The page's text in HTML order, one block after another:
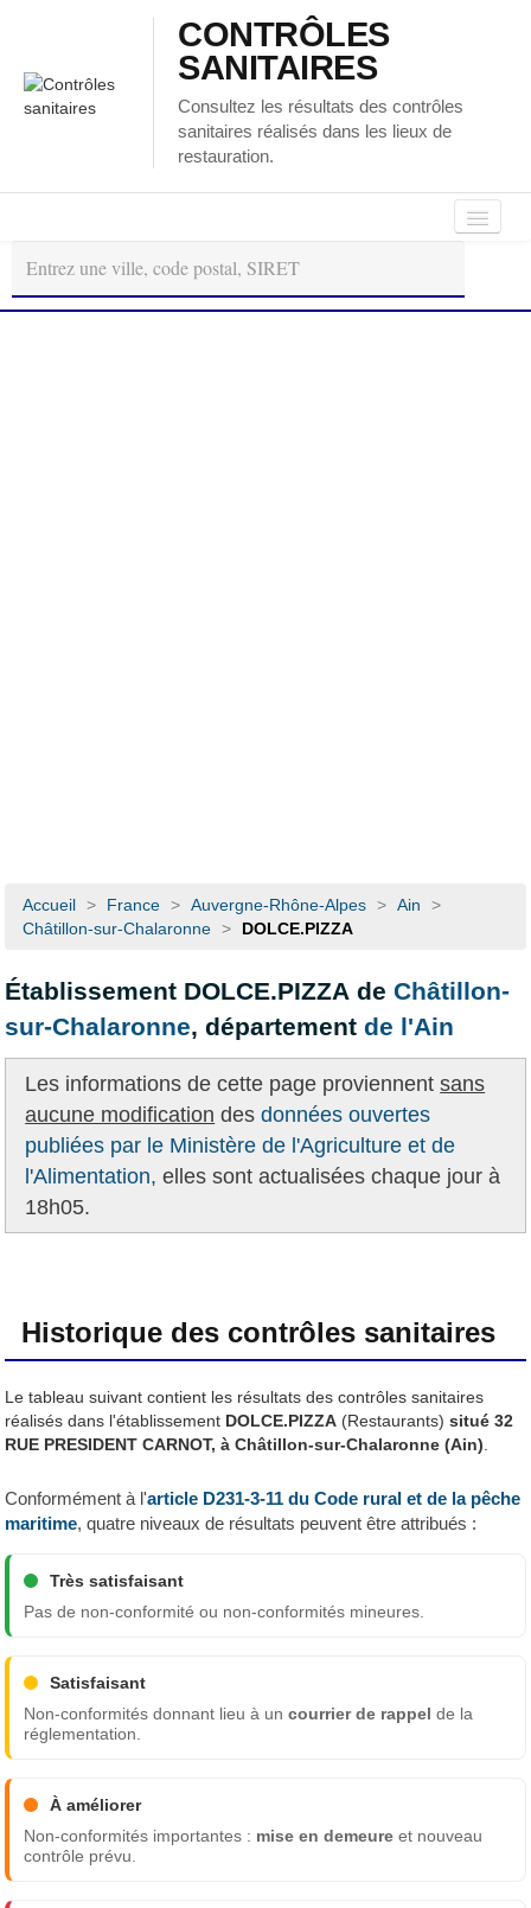
CONTRÔLES
SANITAIRES
Consultez les résultats des contrôles
sanitaires réalisés dans les lieux de
restauration.
Autour
de
moi
Régions
Accueil > France > Auvergne-Rhône-Alpes > Ain
>
Châtillon-sur-Chalaronne > DOLCE.PIZZA
Établissement DOLCE.PIZZA deChâtillon-
sur-Chalaronne, départementde l'Ain
Les informations de cette page proviennentsans
aucune modification desdonnées ouvertes
publiées par le Ministère de l'Agriculture et de
l'Alimentation, elles sont actualisées chaque jour à
18h05.
Historique des contrôles sanitaires
Le tableau suivant contient les résultats des contrôles sanitaires
réalisés dans l'établissement DOLCE.PIZZA (Restaurants) situé 32
RUE PRESIDENT CARNOT, à Châtillon-sur-Chalaronne (Ain)
Conformément à l'article D231-3-11 du Code rural et de la pêche
maritime, quatre niveaux de résultats peuvent être attribués :
Très satisfaisant
Pas de non-conformité ou non-conformités mineures.
Satisfaisant
Non-conformités donnant lieu à uncourrier de rappel de la
réglementation.
À améliorer
Non-conformités importantes : mise en demeure et nouveau
contrôle prévu.